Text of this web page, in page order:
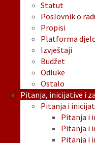
Statut
Poslovnik o
Propisi
Platforma
Izvještaji
Budžet
Odluke
Ostalo
Pitanja, inicijative i
Pitanja i
Pitanja i
Pitanja i
Pitanja i